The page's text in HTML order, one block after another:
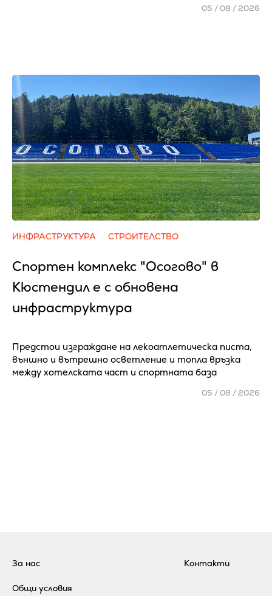
05 / 08 / 2026
ИНФРАСТРУКТУРА СТРОИТЕЛСТВО
Спортен комплекс "Осогово" в
Кюстендил е с обновена
инфраструктура
Предстои изграждане на лекоатлетическа писта,
външно и вътрешно осветление и топла връзка
между хотелската част и спортната база
05 / 08 / 2026
За нас
Общи условия
Контакти